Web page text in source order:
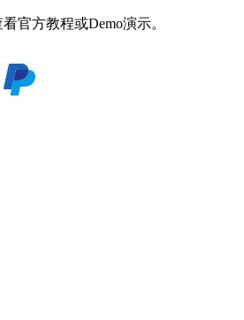
官方教程或Demo演示。